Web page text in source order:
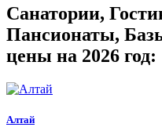
Санатории,
Пансионаты,
цены на 2026 год:
Алтай